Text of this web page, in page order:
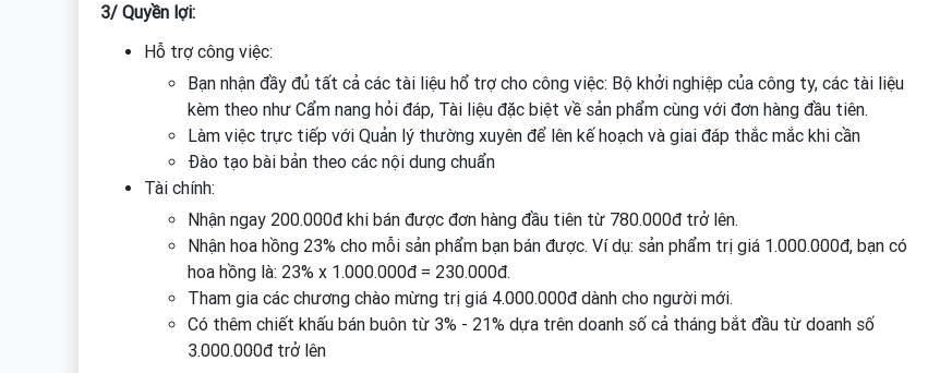
3/ Quyền lợi:
Hỗ trợ công việc:
Bạn nhận đầy đủ tất cả các tài liệu hổ trợ cho công việc: Bộ khởi nghiệp của công ty, các tài liệu
kèm theo như Cẩm nang hỏi đáp, Tài liệu đặc biệt về sản phẩm cùng với đơn hàng đầu tiên.
Làm việc trực tiếp với Quản lý thường xuyên để lên kế hoạch và giai đáp thắc mắc khi cần
Đào tạo bài bản theo các nội dung chuẩn
Tài chính:
Nhận ngay 200.000đ khi bán được đơn hàng đầu tiên từ 780.000đ trở lên.
Nhận hoa hồng 23% cho mỗi sản phẩm bạn bán được. Ví dụ: sản phẩm trị giá 1.000.000đ, bạn có
hoa hồng là: 23% x 1.000.000đ = 230.000đ.
Tham gia các chương chào mừng trị giá 4.000.000đ dành cho người mới.
Có thêm chiết khấu bán buôn từ 3% - 21% dựa trên doanh số cả tháng bắt đầu từ doanh số
3.000.000đ trở lên